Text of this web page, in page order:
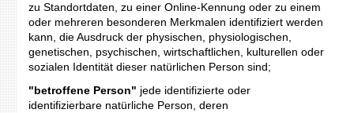
zu Standortdaten, zu einer Online-Kennung oder zu einem
oder mehreren besonderen Merkmalen identifiziert werden
kann, die Ausdruck der physischen, physiologischen,
genetischen, psychischen, wirtschaftlichen, kulturellen oder
sozialen Identität dieser natürlichen Person sind;
"betroffene Person" jede identifizierte oder
identifizierbare natürliche Person, deren